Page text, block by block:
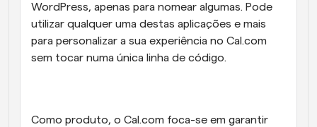
WordPress, apenas para nomear algumas. Pode
utilizar qualquer uma destas aplicações e mais
para personalizar a sua experiência no Cal.com
sem tocar numa única linha de código.
Como produto, o Cal.com foca-se em garantir